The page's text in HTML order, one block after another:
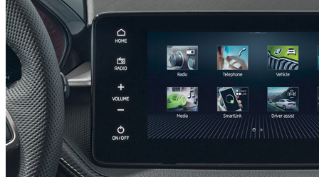
Pachet Navigatie SKODA
728,42 €
Detalii